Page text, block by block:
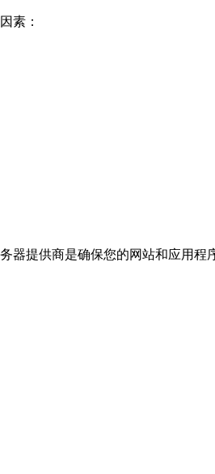
素：
器提供商是确保您的网站和应用程